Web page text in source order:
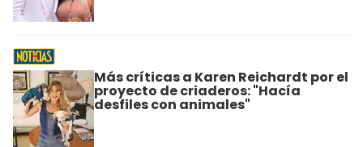
Más críticas a Karen Reichardt por el
proyecto de criaderos: "Hacía
desfiles con animales"